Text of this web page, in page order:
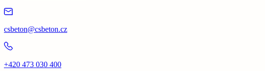
csbeton@csbeton.cz
+420 473 030 400